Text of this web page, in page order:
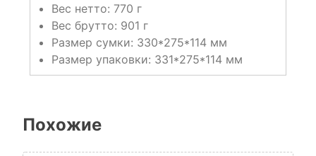
Вес нетто: 770 г
Вес брутто: 901 г
Размер сумки: 330*275*114 мм
Размер упаковки: 331*275*114 мм
Похожие